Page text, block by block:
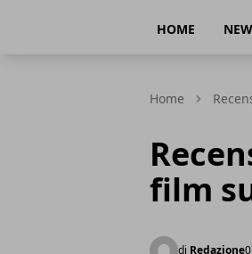
HOME
Home
film
di Redazione